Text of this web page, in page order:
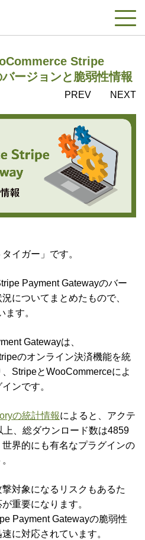
Stripe
ージョンと脆弱性情報
PREV NEXT
イガー」です。
Payment Gatewayのバー
についてまとめたもので、
す。
Gatewayは、
のオンライン決済機能を統
StripeとWooCommerceによ
ンです。
の統計情報によると、アクテ
上、総ダウンロード数は4859
界的にも有名なプラグインの
対象になるリスクもあるた
重要になります。
Payment Gatewayの脆弱性
に対応されています。